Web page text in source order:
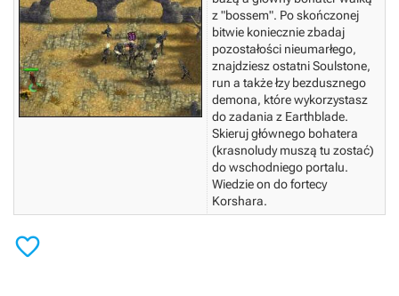
z "bossem". Po skończonej
bitwie koniecznie zbadaj
pozostałości nieumarłego,
znajdziesz ostatni Soulstone,
run a także łzy bezdusznego
demona, które wykorzystasz
do zadania z Earthblade.
Skieruj głównego bohatera
(krasnoludy muszą tu zostać)
do wschodniego portalu.
Wiedzie on do fortecy
Korshara.
